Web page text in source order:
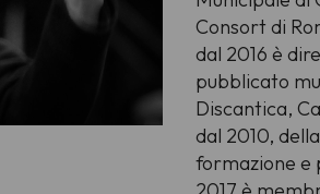
Consort di
dal 2016 è
pubblicato
Discantica,
dal 2010,
formazione e